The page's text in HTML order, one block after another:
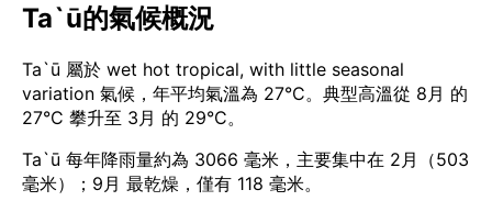
Ta`ū的氣候概況
Ta`ū 屬於 wet hot tropical, with little seasonal
variation 氣候，年平均氣溫為 27°C。典型高溫從 8月 的
27°C 攀升至 3月 的 29°C。
Ta`ū 每年降雨量約為 3066 毫米，主要集中在 2月（503
毫米）；9月 最乾燥，僅有 118 毫米。